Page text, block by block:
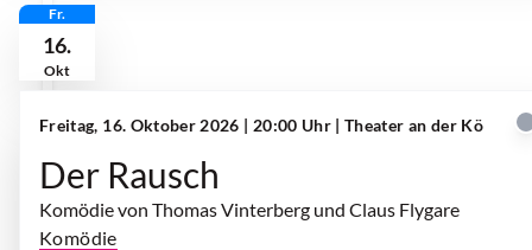
Fr.
16.
Okt
Freitag, 16. Oktober 2026 | 20:00 Uhr | Theater an der Kö
Der Rausch
Komödie von Thomas Vinterberg und Claus Flygare
Komödie